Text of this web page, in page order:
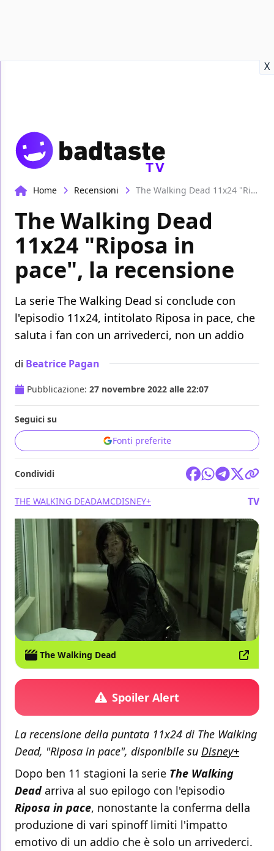
X
TV
Home Recensioni The Walking Dead 11x24 "Riposa in pace", la recensione
The Walking Dead
11x24 "Riposa in
pace", la recensione
La serie The Walking Dead si conclude con
l'episodio 11x24, intitolato Riposa in pace, che
saluta i fan con un arrivederci, non un addio
di Beatrice Pagan
Pubblicazione: 27 novembre 2022 alle 22:07
Seguici su
Fonti preferite
Condividi
THE WALKING DEADAMCDISNEY+ TV
The Walking Dead
Spoiler Alert
La recensione della puntata 11x24 di The Walking
Dead, "Riposa in pace", disponibile su Disney+
Dopo ben 11 stagioni la serie The Walking
Deadarriva al suo epilogo con l'episodio
Riposa in pace, nonostante la conferma della
produzione di vari spinoff limiti l'impatto
emotivo di un addio che è solo un arrivederci.